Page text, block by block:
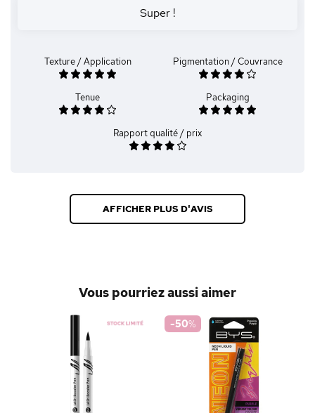
Super !
Texture / Application Pigmentation / Couvrance
Tenue Packaging
Rapport qualité / prix
AFFICHER PLUS D'AVIS
Vous pourriez aussi aimer
-50%